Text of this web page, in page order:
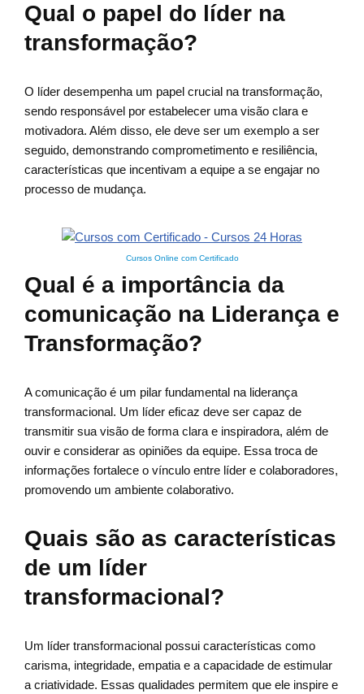
Qual o papel do líder na
transformação?
O líder desempenha um papel crucial na transformação,
sendo responsável por estabelecer uma visão clara e
motivadora. Além disso, ele deve ser um exemplo a ser
seguido, demonstrando comprometimento e resiliência,
características que incentivam a equipe a se engajar no
processo de mudança.
Cursos Online com Certificado
Qual é a importância da
comunicação na Liderança e
Transformação?
A comunicação é um pilar fundamental na liderança
transformacional. Um líder eficaz deve ser capaz de
transmitir sua visão de forma clara e inspiradora, além de
ouvir e considerar as opiniões da equipe. Essa troca de
informações fortalece o vínculo entre líder e colaboradores,
promovendo um ambiente colaborativo.
Quais são as características
de um líder
transformacional?
Um líder transformacional possui características como
carisma, integridade, empatia e a capacidade de estimular
a criatividade. Essas qualidades permitem que ele inspire e